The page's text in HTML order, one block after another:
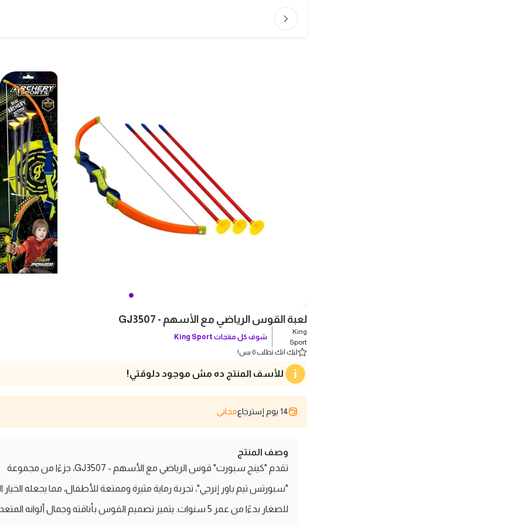
لعبة القوس الرياضي مع الأسهم - GJ3507
King
Sport
شوف كل منتجاتKing Sport
ليك انك تطلب 0 بس!
للأسف المنتج ده مش موجود دلوقتي!
14 يوم إسترجاع مجاني
وصف المنتج
تقدم "كينج سبورت" قوس الرياضي مع الأسهم - GJ3507، جزءًا من مجموعة
"سبورتس تيم باور إنرجي"، تجربة رماية مثيرة وممتعة للأطفال، مما يجعله الخيار
للصغار بدءًا من عمر 5 سنوات. يتميز تصميم القوس بأناقته وجمال ألوانه